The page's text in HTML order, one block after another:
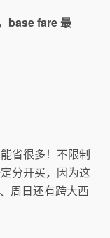
base fare 最
省很多！不限制
分开买，因为这
周日还有跨大西